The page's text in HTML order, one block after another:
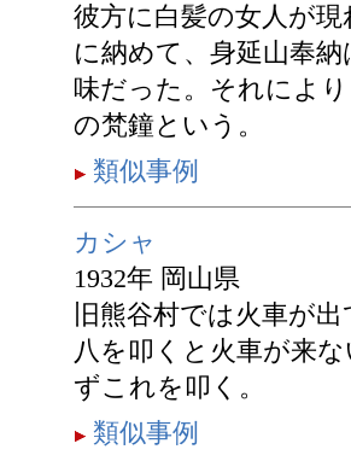
彼方に白髪の女人が
に納めて、身延山奉
味だった。それによ
の梵鐘という。
類似事例
カシャ
1932年 岡山県
旧熊谷村では火車が
八を叩くと火車が来
ずこれを叩く。
類似事例